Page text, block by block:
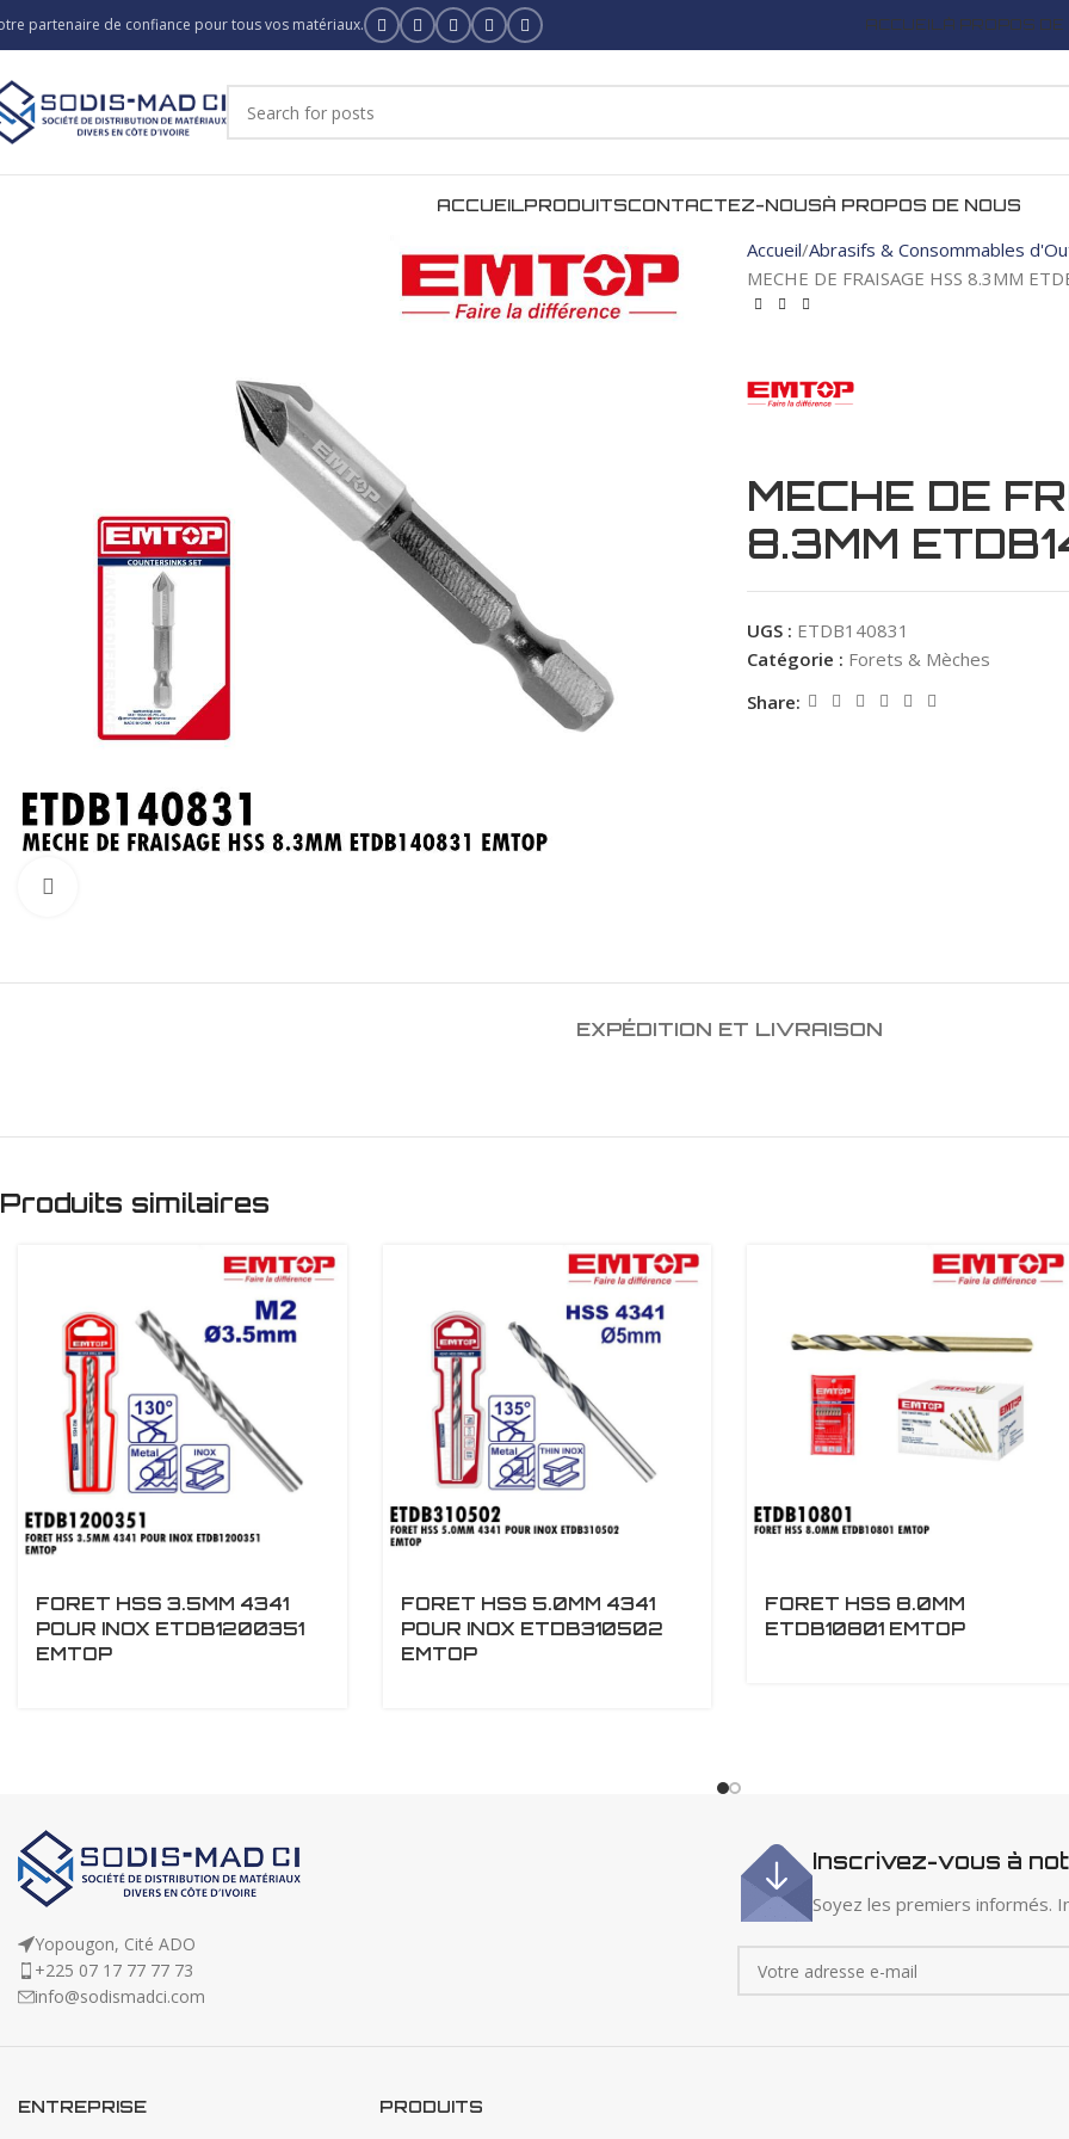
partenaire de confiance pour tous vos matériaux. ACCUEILÀ PROPOS DE
ACCUEILPRODUITSCONTACTEZ-NOUSÀ PROPOS DE NOUS
Accueil Abrasifs & Consommables
MECHE DE FRAISAGE HSS 8.3MM
MECHE DE
8.3MM
UGS : ETDB140831
Catégorie : Forets & Mèches
Share:
EXPÉDITION ET LIVRAISON
Produits similaires
FORET HSS 3.5MM 4341
POUR INOX ETDB1200351
EMTOP
FORET HSS 5.0MM 4341
POUR INOX ETDB310502
EMTOP
FORET HSS 8.0MM
ETDB10801 EMTOP
Yopougon, Cité ADO
+225 07 17 77 77 73
info@sodismadci.com
Inscrivez-vous à
Soyez les premiers informés.
ENTREPRISE PRODUITS